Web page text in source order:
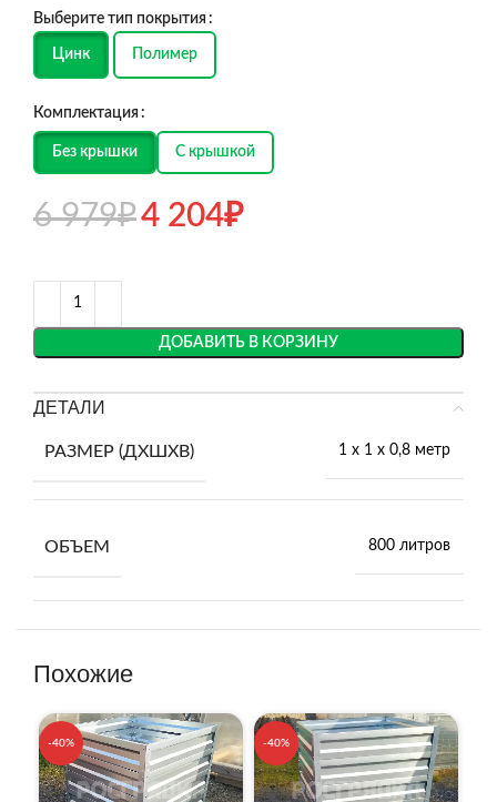
Выберите тип покрытия
Цинк Полимер
Комплектация
Без крышки С крышкой
6 979₽4 204₽
ДОБАВИТЬ В КОРЗИНУ
ДЕТАЛИ
РАЗМЕР (ДХШХВ) 1 х 1 х 0,8 метр
ОБЪЕМ 800 литров
Похожие
-40% -40%